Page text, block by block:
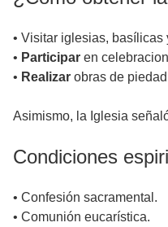
• Visitar iglesias,
• Participar en
• Realizar obras de
Asimismo, la Iglesia
Condiciones
• Confesión sacramental.
• Comunión eucarística.